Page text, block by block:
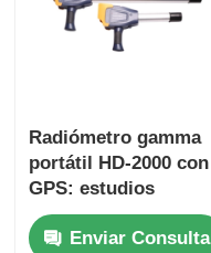
Radiómetro gamma
portátil HD-2000 con
GPS: estudios
nucleares y
monitoreo de
Enviar Consulta